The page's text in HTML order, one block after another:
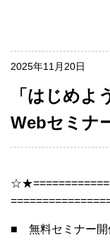
2025年11月20日
「はじめよ
Webセミナ
■ 無料セミナー開